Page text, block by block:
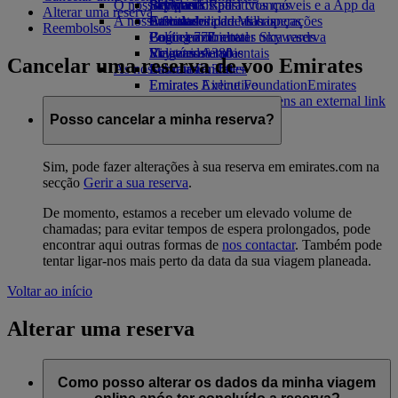
Bebidas
A nossa frota
Boeing 777
Emirates A380
Emirates A350
Emirates Executive
Esquemas de lugares
Brinquedos para crianças
Atividades para as crianças
O nosso planeta
Sustentabilidade nas operações
Política ambiental
Relatórios ambientais
As nossas comunidades
Emirates Airline FoundationEmirates
Airline Foundation Opens an external link
in a new tab
Skywards Rail
Calculadora de Milhas
Login em Emirates Skywards
Skywards+
Site para dispositivos móveis e a App da
Emirates
Cancelar ou alterar uma reserva
Viagens afetadas
Sobre a Emirates
Alterar uma reserva
Reembolsos
Cancelar uma reserva de voo Emirates
Posso cancelar a minha reserva?
Sim, pode fazer alterações à sua reserva em emirates.com na
secção Gerir a sua reserva.
De momento, estamos a receber um elevado volume de
chamadas; para evitar tempos de espera prolongados, pode
encontrar aqui outras formas de nos contactar. Também pode
tentar ligar-nos mais perto da data da sua viagem planeada.
Voltar ao início
Alterar uma reserva
Como posso alterar os dados da minha viagem